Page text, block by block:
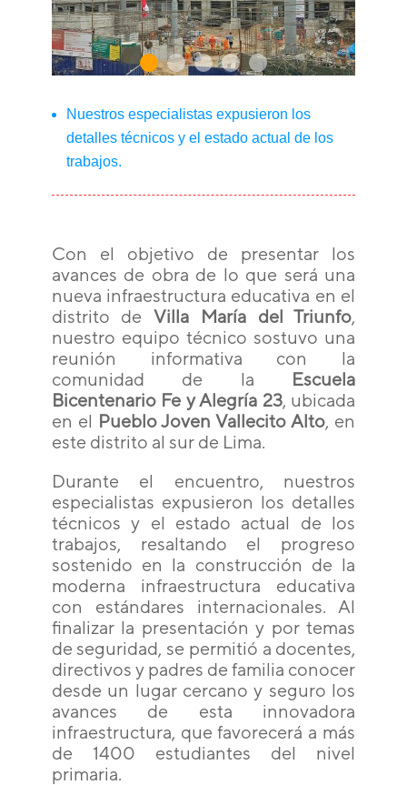
Nuestros especialistas expusieron los
detalles técnicos y el estado actual de los
trabajos.
Con el objetivo de presentar los
avances de obra de lo que será una
nueva infraestructura educativa en el
distrito deVilla María del Triunfo,
nuestro equipo técnico sostuvo una
reunión informativa con la
comunidad de la Escuela
Bicentenario Fe y Alegría 23, ubicada
en el Pueblo Joven Vallecito Alto, en
este distrito al sur de Lima.
Durante el encuentro, nuestros
especialistas expusieron los detalles
técnicos y el estado actual de los
trabajos, resaltando el progreso
sostenido en la construcción de la
moderna infraestructura educativa
con estándares internacionales. Al
finalizar la presentación y por temas
de seguridad, se permitió a docentes,
directivos y padres de familia conocer
desde un lugar cercano y seguro los
avances de esta innovadora
infraestructura, que favorecerá a más
de 1400 estudiantes del nivel
primaria.